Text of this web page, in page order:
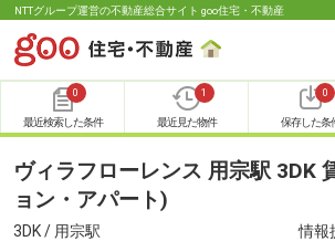
NTTグループ運営の不動産総合サイト goo住宅・不動産
0
最近検索した条件
1
最近見た物件
0
保存した条
ヴィラフローレンス 用宗駅 3DK
ョン・アパート)
3DK / 用宗駅 情報